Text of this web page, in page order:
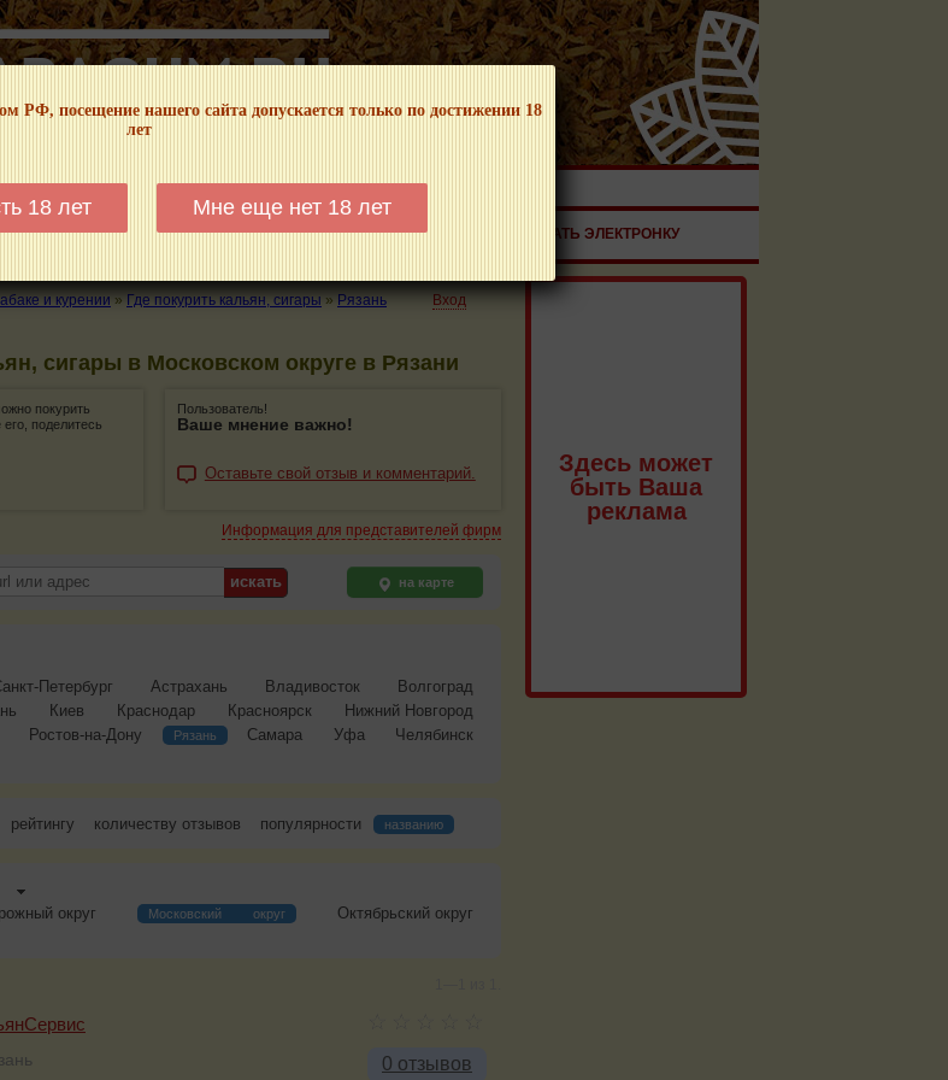
РФ, посещение нашего сайта допускается только по достижении 18
лет
18 лет Мне еще нет 18 лет
НЕ ЗАНИМАЕМСЯ ПРОДАЖЕЙ И РЕКЛАМОЙ ТАБАЧНОЙ ПРОДУКЦИИ!
ГДЕ КУПИТЬ ГДЕ ПОКУРИТЬ КУРЕНИЕ И ЗДОРОВЬЕ ЗАКАЗАТЬ ЭЛЕКТРОНКУ
и курении » Где покурить кальян, сигары » Рязань
Вход
сигары в Московском округе в Рязани
покурить
поделитесь
Пользователь!
Ваше мнение важно!
Оставьте свой отзыв и комментарий.
Информация для представителей фирм
на карте
Петербург Астрахань Владивосток
Волгоград
Киев Краснодар Красноярск
Нижний Новгород
Ростов-на-Дону Рязань Самара Уфа
Челябинск
рейтингу количеству отзывов популярности названию
округ Московский округ
Октябрьский округ
0 отзывов
Здесь может
быть Ваша
реклама